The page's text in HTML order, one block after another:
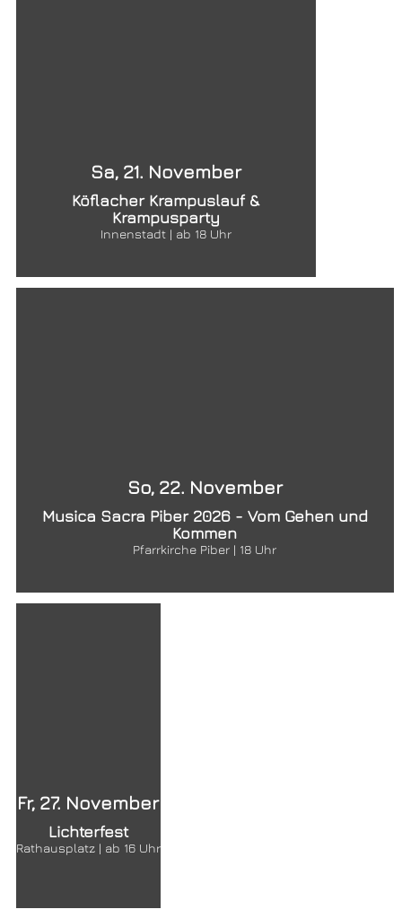
Sa, 21. November
Köflacher Krampuslauf &
Krampusparty
Innenstadt | ab 18 Uhr
So, 22. November
Musica Sacra Piber 2026 - Vom Gehen und
Kommen
Pfarrkirche Piber | 18 Uhr
Fr, 27. November
Lichterfest
Rathausplatz | ab 16 Uhr